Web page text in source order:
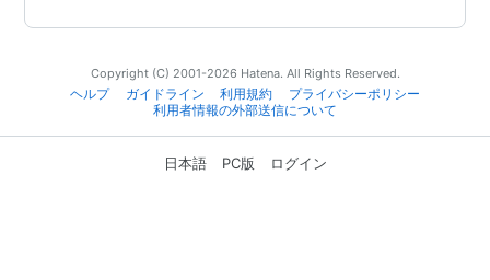
Copyright (C) 2001-2026 Hatena. All Rights Reserved.
ヘルプ
ガイドライン 利用規約
プライバシーポリシー
利用者情報の外部送信について
日本語 PC版 ログイン